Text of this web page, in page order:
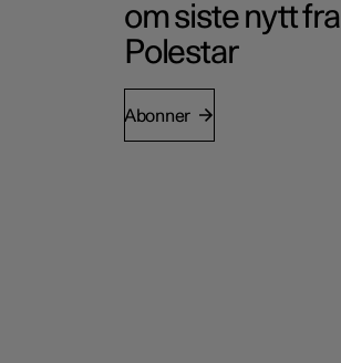
om siste nytt fra
Polestar
Abonner